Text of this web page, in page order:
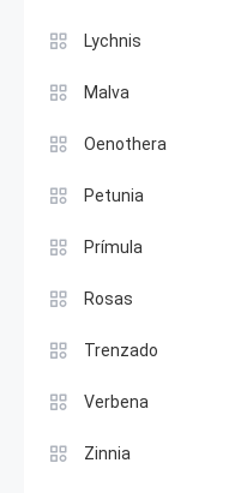
Lychnis
Malva
Oenothera
Petunia
Prímula
Rosas
Trenzado
Verbena
Zinnia